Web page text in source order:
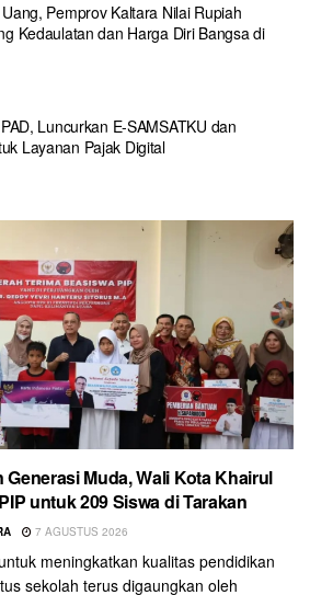
Pemprov Kaltara Nilai Rupiah
Kedaulatan dan Harga Diri Bangsa di
Luncurkan E-SAMSATKU dan
Layanan Pajak Digital
Muda, Wali Kota Khairul
untuk 209 Siswa di Tarakan
7 AGUSTUS 2026
meningkatkan kualitas pendidikan
sekolah terus digaungkan oleh